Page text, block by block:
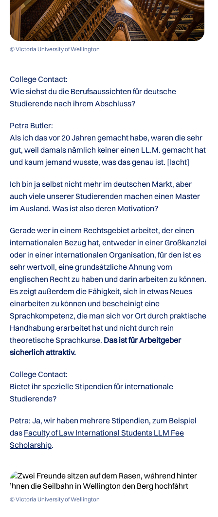
© Victoria University of Wellington
College Contact:
Wie siehst du die Berufsaussichten für deutsche
Studierende nach ihrem Abschluss?
Petra Butler:
Als ich das vor 20 Jahren gemacht habe, waren die sehr
gut, weil damals nämlich keiner einen LL.M. gemacht hat
und kaum jemand wusste, was das genau ist. [lacht]
Ich bin ja selbst nicht mehr im deutschen Markt, aber
auch viele unserer Studierenden machen einen Master
im Ausland. Was ist also deren Motivation?
Gerade wer in einem Rechtsgebiet arbeitet, der einen
internationalen Bezug hat, entweder in einer Großkanzlei
oder in einer internationalen Organisation, für den ist es
sehr wertvoll, eine grundsätzliche Ahnung vom
englischen Recht zu haben und darin arbeiten zu können.
Es zeigt außerdem die Fähigkeit, sich in etwas Neues
einarbeiten zu können und bescheinigt eine
Sprachkompetenz, die man sich vor Ort durch praktische
Handhabung erarbeitet hat und nicht durch rein
theoretische Sprachkurse. Das ist für Arbeitgeber
sicherlich attraktiv.
College Contact:
Bietet ihr spezielle Stipendien für internationale
Studierende?
Petra: Ja, wir haben mehrere Stipendien, zum Beispiel
das Faculty of Law International Students LLM Fee
Scholarship.
© Victoria University of Wellington